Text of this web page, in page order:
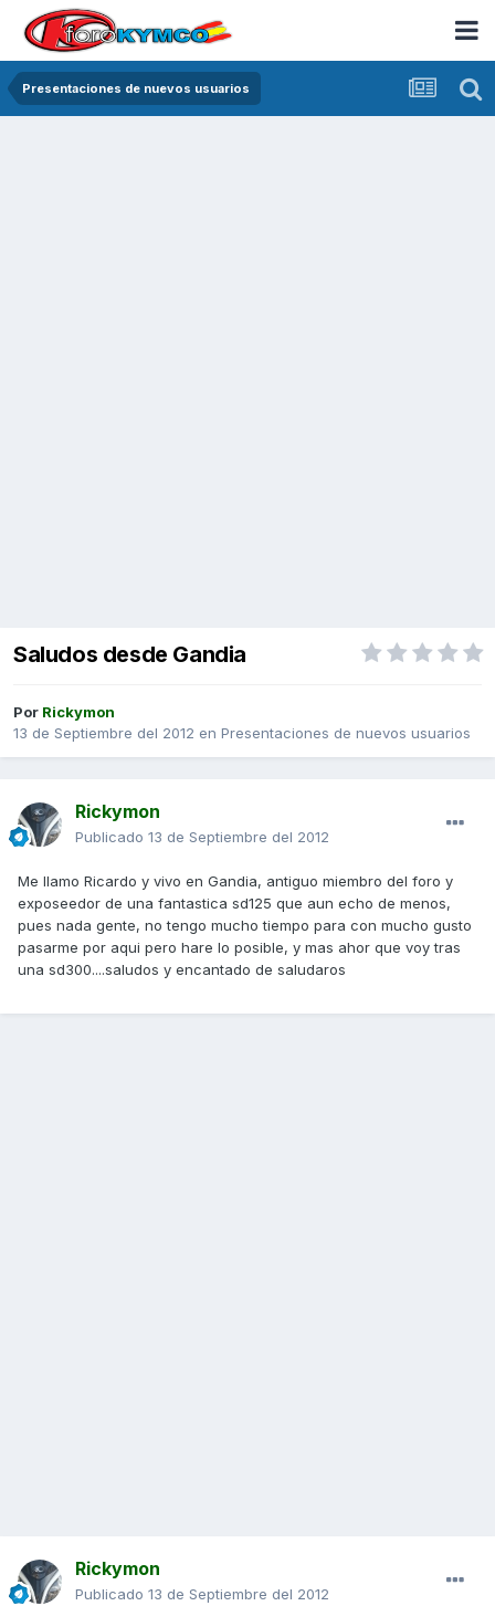
Presentaciones de nuevos usuarios
Saludos desde Gandia
Por Rickymon
13 de Septiembre del 2012 en Presentaciones de nuevos usuarios
Rickymon
Publicado 13 de Septiembre del 2012
Me llamo Ricardo y vivo en Gandia, antiguo miembro del foro y
exposeedor de una fantastica sd125 que aun echo de menos,
pues nada gente, no tengo mucho tiempo para con mucho gusto
pasarme por aqui pero hare lo posible, y mas ahor que voy tras
una sd300....saludos y encantado de saludaros
Rickymon
Publicado 13 de Septiembre del 2012